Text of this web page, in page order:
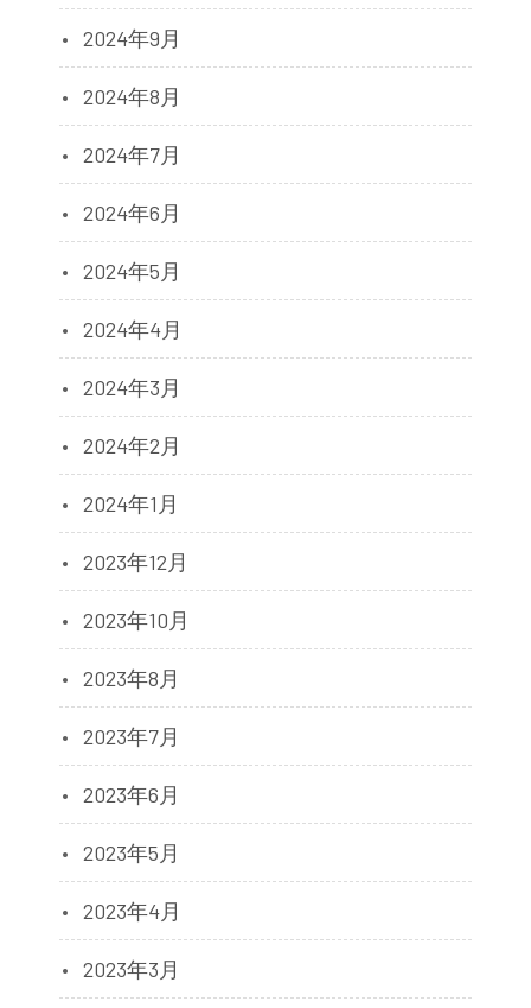
2024年9月
2024年8月
2024年7月
2024年6月
2024年5月
2024年4月
2024年3月
2024年2月
2024年1月
2023年12月
2023年10月
2023年8月
2023年7月
2023年6月
2023年5月
2023年4月
2023年3月